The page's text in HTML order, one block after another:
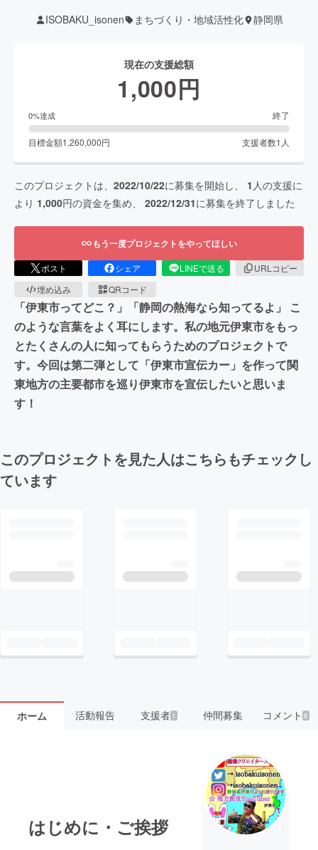
ISOBAKU_isonen まちづくり・地域活性化 静岡県
現在の支援総額
1,000円
0%達成 終了
目標金額1,260,000円 支援者数1 人
このプロジェクトは、 2022/10/22に募集を開始し、 1 人の支援に
より 1,000円の資金を集め、 2022/12/31に募集を終了しました
もう一度プロジェクトをやってほしい
ポスト シェア LINEで送る
URLコピー
埋め込み
QRコード
「伊東市ってどこ？」「静岡の熱海なら知ってるよ」 こ
のような言葉をよく耳にします。私の地元伊東市をもっ
とたくさんの人に知ってもらうためのプロジェクトで
す。今回は第二弾として「伊東市宣伝カー」を作って関
東地方の主要都市を巡り伊東市を宣伝したいと思いま
す！
このプロジェクトを見た人はこちらもチェックし
ています
ホーム 活動報告 支援者 1 仲間募集 コメント6
はじめに・ご挨拶